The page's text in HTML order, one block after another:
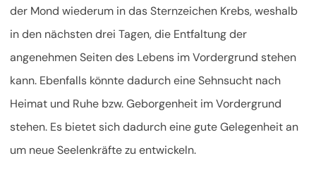
der Mond wiederum in das Sternzeichen Krebs, weshalb
in den nächsten drei Tagen, die Entfaltung der
angenehmen Seiten des Lebens im Vordergrund stehen
kann. Ebenfalls könnte dadurch eine Sehnsucht nach
Heimat und Ruhe bzw. Geborgenheit im Vordergrund
stehen. Es bietet sich dadurch eine gute Gelegenheit an
um neue Seelenkräfte zu entwickeln.